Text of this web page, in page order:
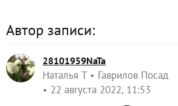
Автор записи:
28101959NaTa
Наталья Т
Гаврилов Посад
22 августа 2022, 11:53